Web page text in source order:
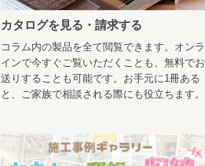
カタログを見る・請求する
コラム内の製品を全て閲覧できます。オンラ
インで今すぐご覧いただくことも、無料でお
送りすることも可能です。お手元に1冊ある
と、ご家族で相談される際にも役立ちます。